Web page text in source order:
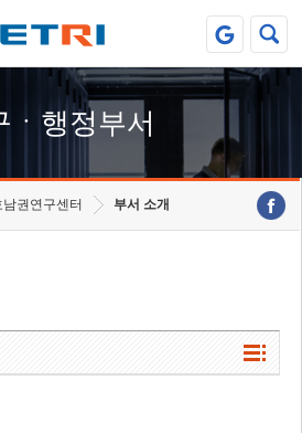
ㆍ행정부서
남권연구센터 부서 소개